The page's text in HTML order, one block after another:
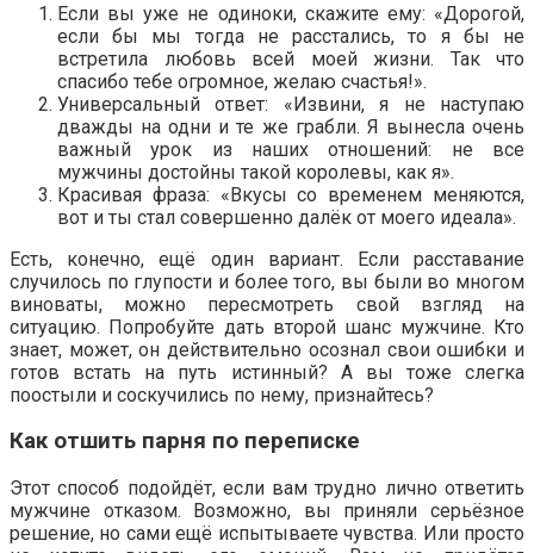
Если вы уже не одиноки, скажите ему: «Дорогой,
если бы мы тогда не расстались, то я бы не
встретила любовь всей моей жизни. Так что
спасибо тебе огромное, желаю счастья!».
Универсальный ответ: «Извини, я не наступаю
дважды на одни и те же грабли. Я вынесла очень
важный урок из наших отношений: не все
мужчины достойны такой королевы, как я».
Красивая фраза: «Вкусы со временем меняются,
вот и ты стал совершенно далёк от моего идеала».
Есть, конечно, ещё один вариант. Если расставание
случилось по глупости и более того, вы были во многом
виноваты, можно пересмотреть свой взгляд на
ситуацию. Попробуйте дать второй шанс мужчине. Кто
знает, может, он действительно осознал свои ошибки и
готов встать на путь истинный? А вы тоже слегка
поостыли и соскучились по нему, признайтесь?
Как отшить парня по переписке
Этот способ подойдёт, если вам трудно лично ответить
мужчине отказом. Возможно, вы приняли серьёзное
решение, но сами ещё испытываете чувства. Или просто